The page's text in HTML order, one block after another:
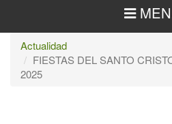
Actualidad
FIESTAS DEL SANTO
2025